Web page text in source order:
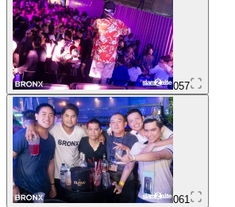
057
061